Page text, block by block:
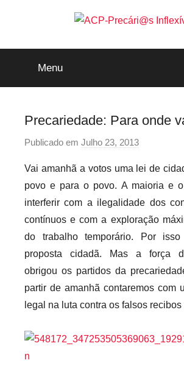
ACP-
Precári@s
Inflexíveis
Menu
Precariedade: Para onde
Publicado em Julho 23, 2013
r
p
r
e
c
a
r
i
o
Vai amanhã a votos uma lei de
povo e para o povo. A maioria e
interferir com a ilegalidade dos
contínuos e com a exploração
do trabalho temporário. Por isso
proposta cidadã. Mas a força
obrigou os partidos da
partir de amanhã contaremos com
legal na luta contra os falsos recibos